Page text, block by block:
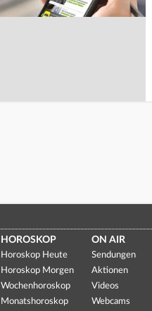
HOROSKOP
Horoskop Heute
Horoskop Morgen
Wochenhoroskop
Monatshoroskop
ON AIR
Sendungen
Aktionen
Videos
Webcams